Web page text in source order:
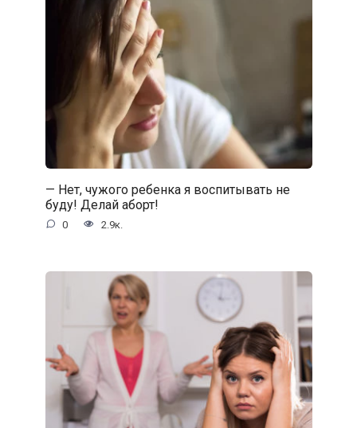
— Нет, чужого ребенка я воспитывать не
буду! Делай аборт!
0 2.9к.